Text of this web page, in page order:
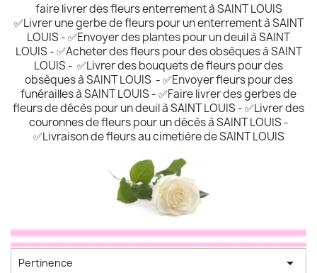
faire livrer des fleurs enterrement à SAINT LOUIS
✅Livrer une gerbe de fleurs pour un enterrement à SAINT
LOUIS - ✅Envoyer des plantes pour un deuil à SAINT
LOUIS - ✅Acheter des fleurs pour des obsèques à SAINT
LOUIS - ✅Livrer des bouquets de fleurs pour des
obsèques à SAINT LOUIS - ✅Envoyer fleurs pour des
funérailles à SAINT LOUIS - ✅Faire livrer des gerbes de
fleurs de décès pour un deuil à SAINT LOUIS - ✅Livrer des
couronnes de fleurs pour un décès à SAINT LOUIS -
✅Livraison de fleurs au cimetière de SAINT LOUIS
Pertinence 